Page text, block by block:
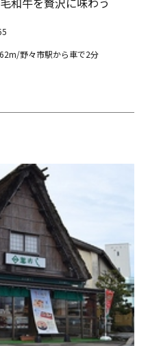
野々市駅から車で2分